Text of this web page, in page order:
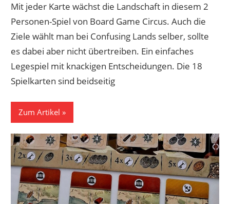
Mit jeder Karte wächst die Landschaft in diesem 2
Personen-Spiel von Board Game Circus. Auch die
Ziele wählt man bei Confusing Lands selber, sollte
es dabei aber nicht übertreiben. Ein einfaches
Legespiel mit knackigen Entscheidungen. Die 18
Spielkarten sind beidseitig
Zum Artikel